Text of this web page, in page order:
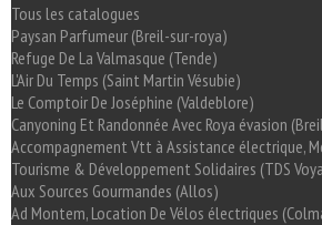
Tous les catalogues
Paysan Parfumeur (Breil-sur-roya)
Refuge De La Valmasque (Tende)
L'Air Du Temps (Saint Martin Vésubie)
Le Comptoir De Joséphine (Valdeblore)
Canyoning Et Randonnée Avec Roya évasion
Accompagnement Vtt à Assistance électrique,
Tourisme & Développement Solidaires (TDS
Aux Sources Gourmandes (Allos)
Ad Montem, Location De Vélos électriques